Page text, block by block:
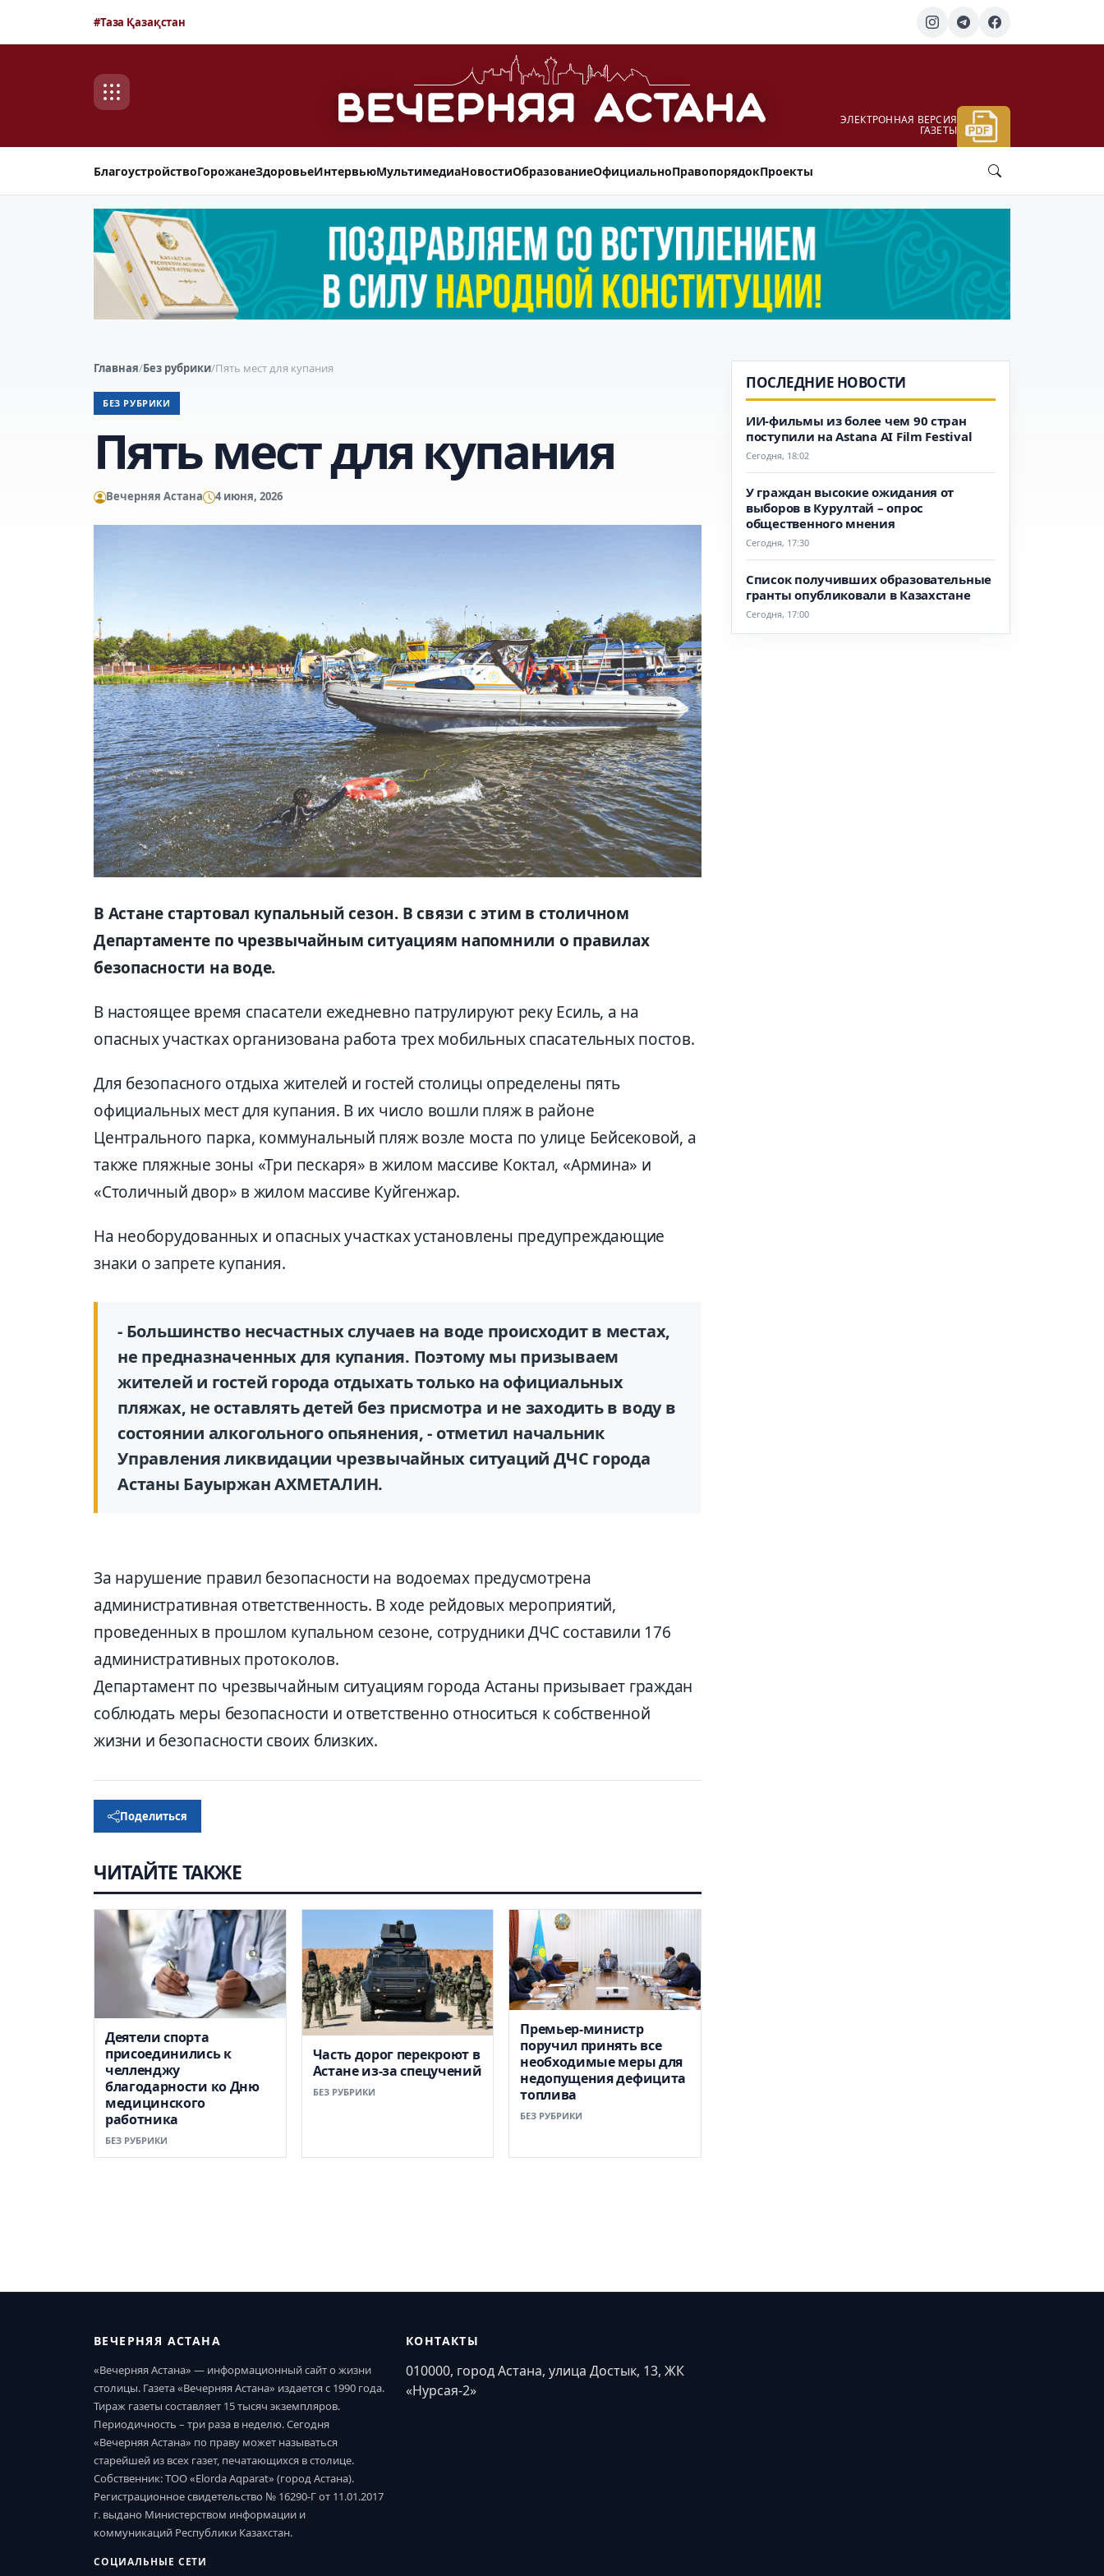
#Таза Қазақстан
ЭЛЕКТРОННАЯ ВЕРСИЯ
ГАЗЕТЫ
БлагоустройствоГорожанеЗдоровьеИнтервьюМультимедиаНовостиОбразованиеОфициальноПравопорядокПроекты
Главная/Без рубрики/Пять мест для купания
БЕЗ РУБРИКИ
Пять мест для купания
Вечерняя Астана 4 июня, 2026
В Астане стартовал купальный сезон. В связи с этим в столичном
Департаменте по чрезвычайным ситуациям напомнили о правилах
безопасности на воде.
В настоящее время спасатели ежедневно патрулируют реку Есиль, а на
опасных участках организована работа трех мобильных спасательных постов.
Для безопасного отдыха жителей и гостей столицы определены пять
официальных мест для купания. В их число вошли пляж в районе
Центрального парка, коммунальный пляж возле моста по улице Бейсековой, а
также пляжные зоны «Три пескаря» в жилом массиве Коктал, «Армина» и
«Столичный двор» в жилом массиве Куйгенжар.
На необорудованных и опасных участках установлены предупреждающие
знаки о запрете купания.
- Большинство несчастных случаев на воде происходит в местах,
не предназначенных для купания. Поэтому мы призываем
жителей и гостей города отдыхать только на официальных
пляжах, не оставлять детей без присмотра и не заходить в воду в
состоянии алкогольного опьянения, - отметил начальник
Управления ликвидации чрезвычайных ситуаций ДЧС города
Астаны Бауыржан АХМЕТАЛИН.
За нарушение правил бе­зопасности на водоемах предусмотрена
административная ответственность. В ходе рейдовых мероприятий,
проведенных в прошлом купальном сезоне, сотрудники ДЧС составили 176
административных протоколов.
Департамент по чрезвычайным ситуациям города Астаны призывает граждан
соблюдать меры безопасности и ответственно относиться к собственной
жизни и безопасности своих близких.
Поделиться
ЧИТАЙТЕ ТАКЖЕ
Деятели спорта
присоединились к
челленджу
благодарности ко Дню
медицинского
работника
БЕЗ РУБРИКИ
Часть дорог перекроют в
Астане из-за спецучений
БЕЗ РУБРИКИ
Премьер-министр
поручил принять все
необходимые меры для
недопущения дефицита
топлива
БЕЗ РУБРИКИ
ПОСЛЕДНИЕ НОВОСТИ
ИИ-фильмы из более чем 90 стран
поступили на Astana AI Film Festival
Сегодня, 18:02
У граждан высокие ожидания от
выборов в Курултай – опрос
общественного мнения
Сегодня, 17:30
Список получивших образовательные
гранты опубликовали в Казахстане
Сегодня, 17:00
ВЕЧЕРНЯЯ АСТАНА
«Вечерняя Астана» — информационный сайт о жизни
столицы. Газета «Вечерняя Астана» издается с 1990 года.
Тираж газеты составляет 15 тысяч экземпляров.
Периодичность – три раза в неделю. Сегодня
«Вечерняя Астана» по праву может называться
старейшей из всех газет, печатающихся в столице.
Собственник: ТОО «Elorda Aqparat» (город Астана).
Регистрационное свидетельство № 16290-Г от 11.01.2017
г. выдано Министерством информации и
коммуникаций Республики Казахстан.
СОЦИАЛЬНЫЕ СЕТИ
КОНТАКТЫ
010000, город Астана, улица Достык, 13, ЖК
«Нурсая-2»